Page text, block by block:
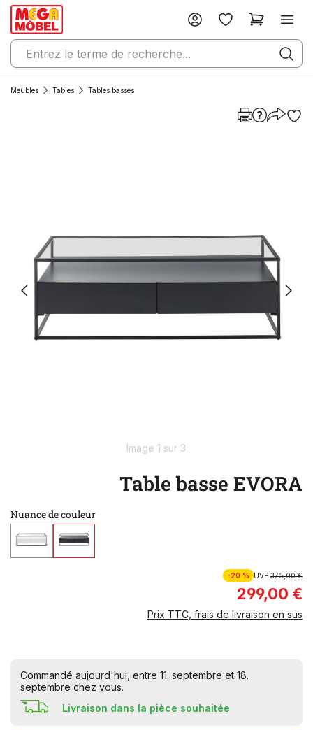
Meubles Tables Tables basses
Image 1 sur 3
Table basse EVORA
Nuance de couleur
-20 % UVP375,00 €
299,00 €
Prix TTC, frais de livraison en sus
Commandé aujourd'hui, entre 11. septembre et 18.
septembre chez vous.
Livraison dans la pièce souhaitée